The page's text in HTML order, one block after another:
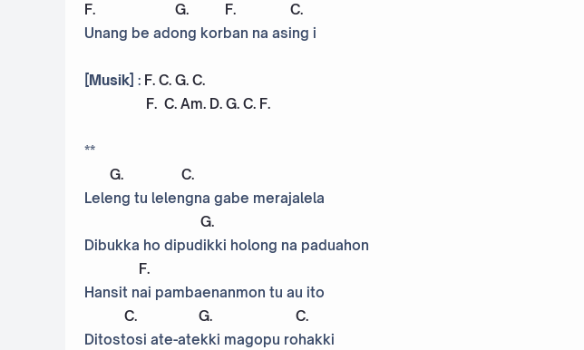
F. G. F. C.
Unang be adong korban na asing i
[Musik] : F. C. G. C.
F. C. Am. D. G. C. F.
**
G. C.
Leleng tu lelengna gabe merajalela
G.
Dibukka ho dipudikki holong na paduahon
F.
Hansit nai pambaenanmon tu au ito
C. G. C.
Ditostosi ate-atekki magopu rohakki